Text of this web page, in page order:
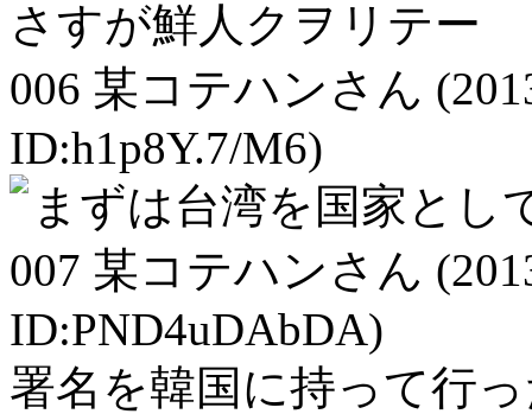
さすが鮮人クヲリテー
006 某コテハンさん
ID:h1p8Y.7/M6)
まずは台湾を国家とし
007 某コテハンさん
ID:PND4uDAbDA)
署名を韓国に持って行